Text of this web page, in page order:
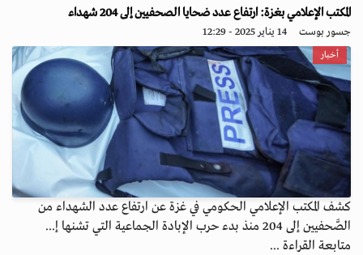
المكتب الإعلامي بغزة: ارتفاع عدد ضحايا الصحفيين إلى 204 شهداء
جسور بوست 14 يناير 2025 - 12:29
أخبار
كشف المكتب الإعلامي الحكومي في غزة عن ارتفاع عدد الشهداء من
الصَّحفيين إلى 204 منذ بدء حرب الإبادة الجماعية التي تشنها إ...
متابعة القراءة ...